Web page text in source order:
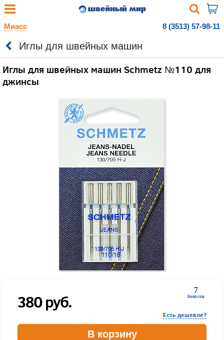
Миасс 8 (3513) 57-98-11
Иглы для швейных машин
Иглы для швейных машин Schmetz №110 для
джинсы
7
бонусов
380руб.
Есть дешевле?
В корзину